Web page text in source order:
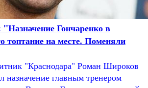
Гончаренко в
топтание на месте. Поменяли
"Краснодара" Роман Широков
назначение главным тренером